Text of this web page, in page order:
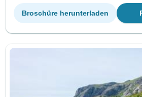
Broschüre herunterladen